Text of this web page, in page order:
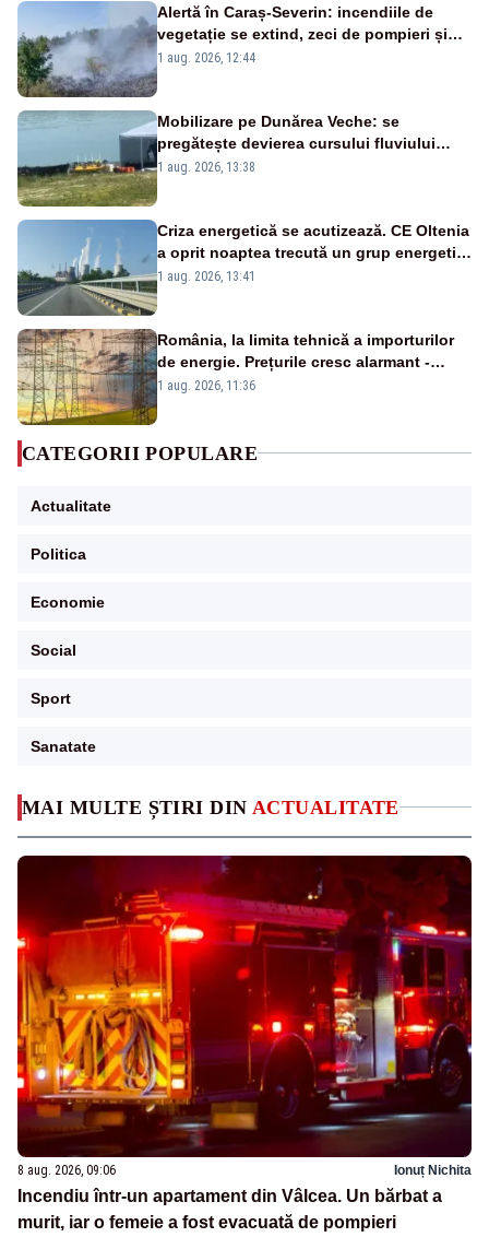
MAI MULTE ȘTIRI DIN ACTUALITATE
8 aug. 2026, 09:06 Ionuț Nichita
Incendiu într-un apartament din Vâlcea. Un bărbat a
murit, iar o femeie a fost evacuată de pompieri
Alertă în Caraș-Severin: incendiile de
vegetație se extind, zeci de pompieri și
silvicultori se luptă cu flăcările - VIDEO
1 aug. 2026, 12:44
Mobilizare pe Dunărea Veche: se
pregătește devierea cursului fluviului
către Cernavodă – VIDEO
1 aug. 2026, 13:38
Criza energetică se acutizează. CE Oltenia
a oprit noaptea trecută un grup energetic
de la Rovinari
1 aug. 2026, 13:41
România, la limita tehnică a importurilor
de energie. Prețurile cresc alarmant -
Analiză Realitatea Plus
1 aug. 2026, 11:36
CATEGORII POPULARE
Actualitate
Politica
Economie
Social
Sport
Sanatate